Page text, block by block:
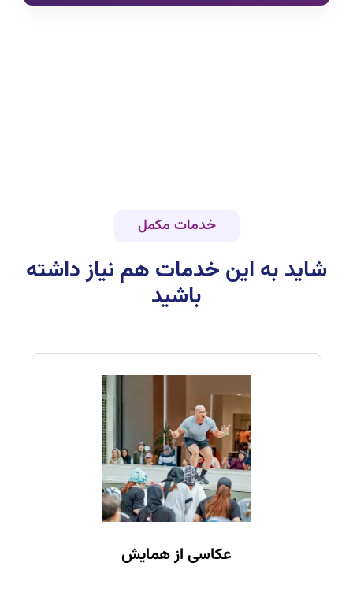
خدمات مکمل
شاید به این خدمات هم نیاز داشته
باشید
عکاسی از همایش